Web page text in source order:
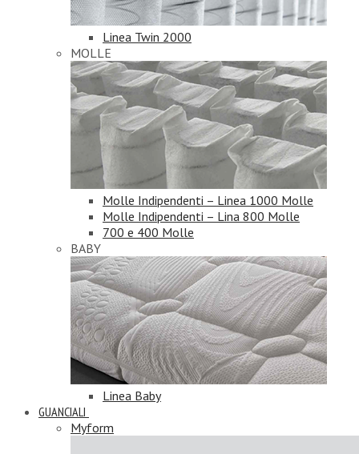
Linea Twin 2000
MOLLE
Molle Indipendenti – Linea 1000 Molle
Molle Indipendenti – Lina 800 Molle
700 e 400 Molle
BABY
Linea Baby
GUANCIALI
Myform